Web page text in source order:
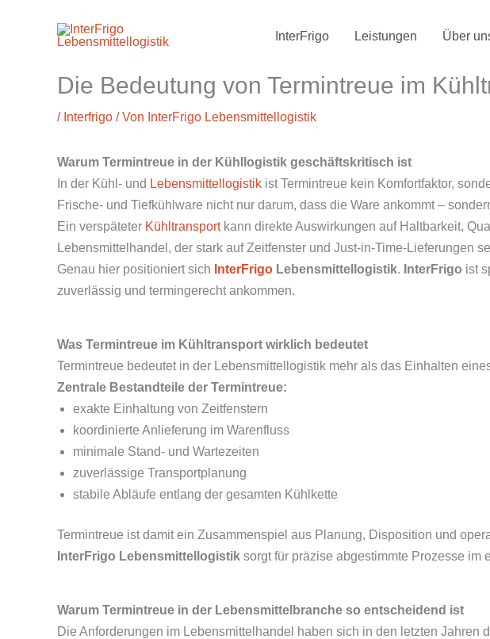
InterFrigo Leistungen Über
Die Bedeutung von Termintreue im
/ Interfrigo / Von InterFrigo Lebensmittellogistik
Warum Termintreue in der Kühllogistik geschäftskritisch ist
In der Kühl- und Lebensmittellogistik ist Termintreue kein Komfortfaktor,
Frische- und Tiefkühlware nicht nur darum, dass die Ware ankommt –
Ein verspäteter Kühltransportkann direkte Auswirkungen auf Haltbarkeit,
Lebensmittelhandel, der stark auf Zeitfenster und Just-in-Time-Lieferungen
Genau hier positioniert sich InterFrigo Lebensmittellogistik. InterFrigo ist
zuverlässig und termingerecht ankommen.
Was Termintreue im Kühltransport wirklich bedeutet
Termintreue bedeutet in der Lebensmittellogistik mehr als das Einhalten
Zentrale Bestandteile der Termintreue:
exakte Einhaltung von Zeitfenstern
koordinierte Anlieferung im Warenfluss
minimale Stand- und Wartezeiten
zuverlässige Transportplanung
stabile Abläufe entlang der gesamten Kühlkette
Termintreue ist damit ein Zusammenspiel aus Planung, Disposition und
InterFrigo Lebensmittellogistik sorgt für präzise abgestimmte Prozesse im
Warum Termintreue in der Lebensmittelbranche so entscheidend ist
Die Anforderungen im Lebensmittelhandel haben sich in den letzten Jahren